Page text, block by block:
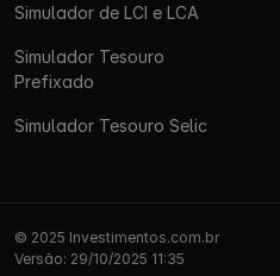
Simulador de LCI e LCA
Simulador Tesouro
Prefixado
Simulador Tesouro Selic
© 2025 Investimentos.com.br
Versão: 29/10/2025 11:35